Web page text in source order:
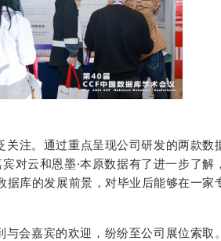
注。通过重点呈现公司研发的两款数
云和恩墨·本原数据有了进一步了解
库的发展前景，对毕业后能够在一家
会嘉宾的欢迎，纷纷至公司展位索取